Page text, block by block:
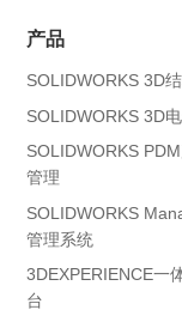
产品
SOLIDWORKS 3D
SOLIDWORKS 3D
SOLIDWORKS
管理
SOLIDWORKS
管理系统
3DEXPERIENCE一
台